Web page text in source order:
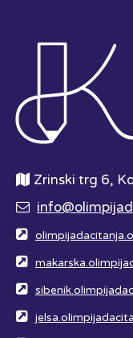
Zrinski trg 6,